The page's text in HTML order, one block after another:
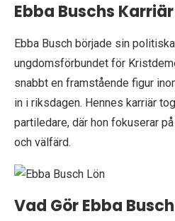
Ebba Buschs Karriär
Ebba Busch började sin
ungdomsförbundet för
snabbt en framstående figur
in i riksdagen. Hennes karriär
partiledare, där hon fokuserar
och välfärd.
Vad Gör Ebba